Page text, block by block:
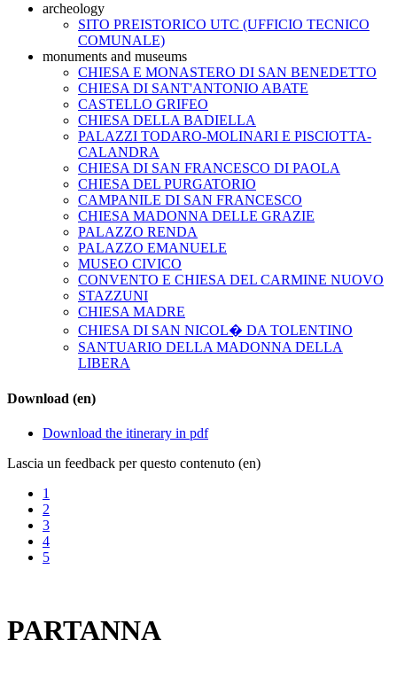
archeology
SITO PREISTORICO UTC (UFFICIO TECNICO
COMUNALE)
monuments and museums
CHIESA E MONASTERO DI SAN BENEDETTO
CHIESA DI SANT'ANTONIO ABATE
CASTELLO GRIFEO
CHIESA DELLA BADIELLA
PALAZZI TODARO-MOLINARI E PISCIOTTA-
CALANDRA
CHIESA DI SAN FRANCESCO DI PAOLA
CHIESA DEL PURGATORIO
CAMPANILE DI SAN FRANCESCO
CHIESA MADONNA DELLE GRAZIE
PALAZZO RENDA
PALAZZO EMANUELE
MUSEO CIVICO
CONVENTO E CHIESA DEL CARMINE NUOVO
STAZZUNI
CHIESA MADRE
CHIESA DI SAN NICOL� DA TOLENTINO
SANTUARIO DELLA MADONNA DELLA
LIBERA
Download (en)
Download the itinerary in pdf
Lascia un feedback per questo contenuto (en)
1
2
3
4
5
PARTANNA